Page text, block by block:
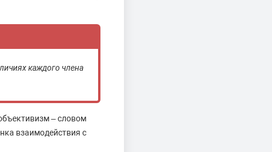
каждого члена
– словом
взаимодействия с